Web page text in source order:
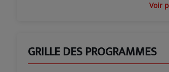
Voir
GRILLE DES PROGRAMMES